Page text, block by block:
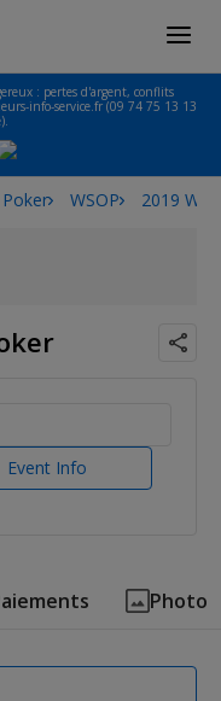
: pertes d'argent, conflits
info-service.fr (09 74 75 13 13
WSOP 2019
Event Info
Photo